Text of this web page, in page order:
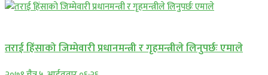
तराई हिंसाको जिम्मेवारी प्रधानमन्त्री र गृहमन्त्रीले लिनुपर्छः एमाले